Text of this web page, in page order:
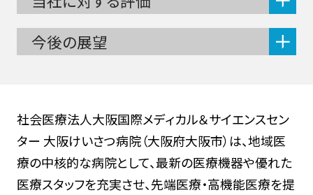
今後の展望
社会医療法人大阪国際メディカル＆サイエンスセン
ター 大阪けいさつ病院（大阪府大阪市）は、地域医
療の中核的な病院として、最新の医療機器や優れた
医療スタッフを充実させ、先端医療・高機能医療を提